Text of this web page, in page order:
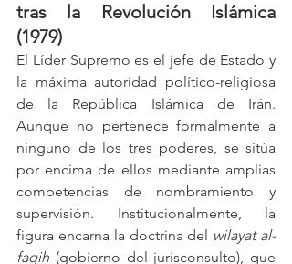
tras la Revolución Islámica
(1979)
El Líder Supremo es el jefe de Estado y
la máxima autoridad político-religiosa
de la República Islámica de Irán.
Aunque no pertenece formalmente a
ninguno de los tres poderes, se sitúa
por encima de ellos mediante amplias
competencias de nombramiento y
supervisión. Institucionalmente, la
figura encarna la doctrina del wilayat al-
faqih (gobierno del jurisconsulto), que